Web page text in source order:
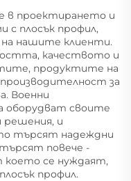
в проектирането и
с плосък профил,
нашите клиенти.
качеството и
продуктите на
за
Военни
оборудват своите
решения, и
търсят надеждни
повече -
което се нуждаят,
профил.